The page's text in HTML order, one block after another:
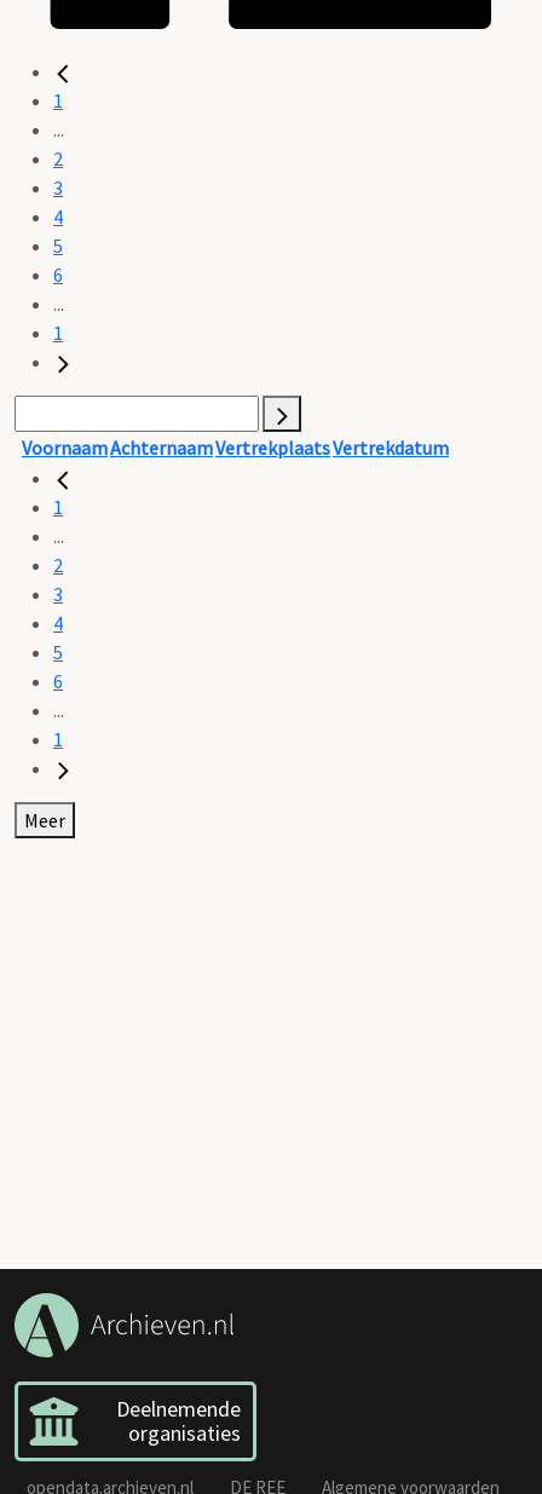
1
...
2
3
4
5
6
...
1
VoornaamAchternaamVertrekplaatsVertrekdatum
1
...
2
3
4
5
6
...
1
Meer
Deelnemende
organisaties
opendata.archieven.nl DE REE Algemene voorwaarden